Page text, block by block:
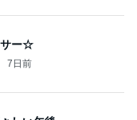
サー☆
7日前